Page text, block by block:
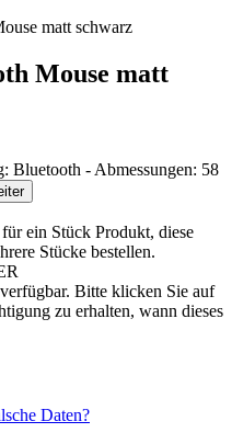
Mouse matt
Bluetooth - Abmessungen: 58
ein Stück Produkt, diese
Stücke bestellen.
Bitte klicken Sie auf
zu erhalten, wann dieses
Daten?